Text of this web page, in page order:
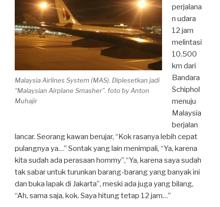
Malaysia Airlines System (MAS). Diplesetkan jadi
“Malaysian Airplane Smasher”. foto by Anton
Muhajir
perjalana
n udara
12 jam
melintasi
10.500
km dari
Bandara
Schiphol
menuju
Malaysia
berjalan
lancar. Seorang kawan berujar, “Kok rasanya lebih cepat
pulangnya ya…” Sontak yang lain menimpali, “Ya, karena
kita sudah ada perasaan hommy”,“Ya, karena saya sudah
tak sabar untuk turunkan barang-barang yang banyak ini
dan buka lapak di Jakarta”, meski ada juga yang bilang,
“Ah, sama saja, kok. Saya hitung tetap 12 jam…”